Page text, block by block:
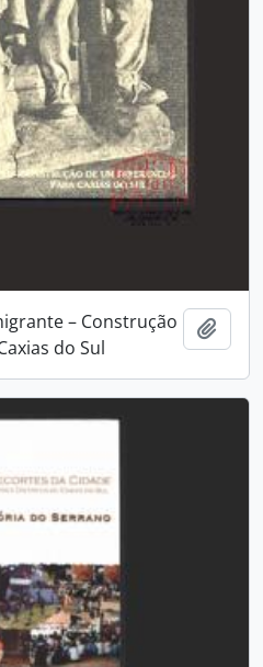
– Construção
do Sul